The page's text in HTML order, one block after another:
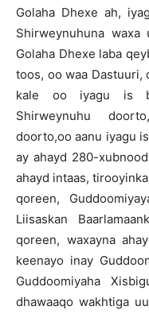
Golaha Dhexe ah,
Shirweynuhuna
Golaha Dhexe laba
toos, oo waa Dastuuri,
kale oo iyagu is
Shirweynuhu
doorto,oo aanu iyagu
ay ahayd 280-
ahayd intaas,
qoreen,
Liisaskan
qoreen, waxayna
keenayo inay
Guddoomiyaha
dhawaaqo wakhtiga